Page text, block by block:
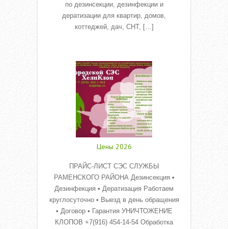
по дезинсекции, дезинфекции и
дератизации для квартир, домов,
коттеджей, дач, СНТ, […]
Цены 2026
ПРАЙС-ЛИСТ СЭС СЛУЖБЫ
РАМЕНСКОГО РАЙОНА Дезинсекция •
Дезинфекция • Дератизация Работаем
круглосуточно • Выезд в день обращения
• Договор • Гарантия УНИЧТОЖЕНИЕ
КЛОПОВ +7(916) 454-14-54 Обработка